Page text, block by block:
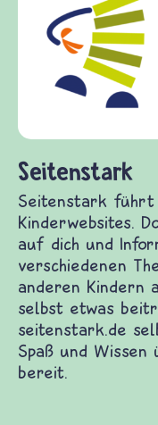
führt dich zu
Spiele und
verschiedenen
und
eine Menge Spaß